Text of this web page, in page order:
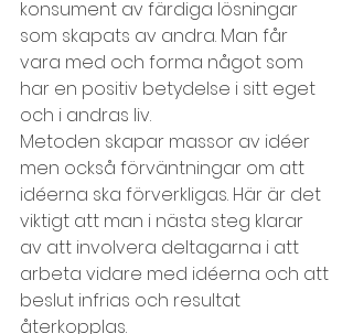
konsument av färdiga lösningar
som skapats av andra. Man får
vara med och forma något som
har en positiv betydelse i sitt eget
och i andras liv.
Metoden skapar massor av idéer
men också förväntningar om att
idéerna ska förverkligas. Här är det
viktigt att man i nästa steg klarar
av att involvera deltagarna i att
arbeta vidare med idéerna och att
beslut infrias och resultat
återkopplas.